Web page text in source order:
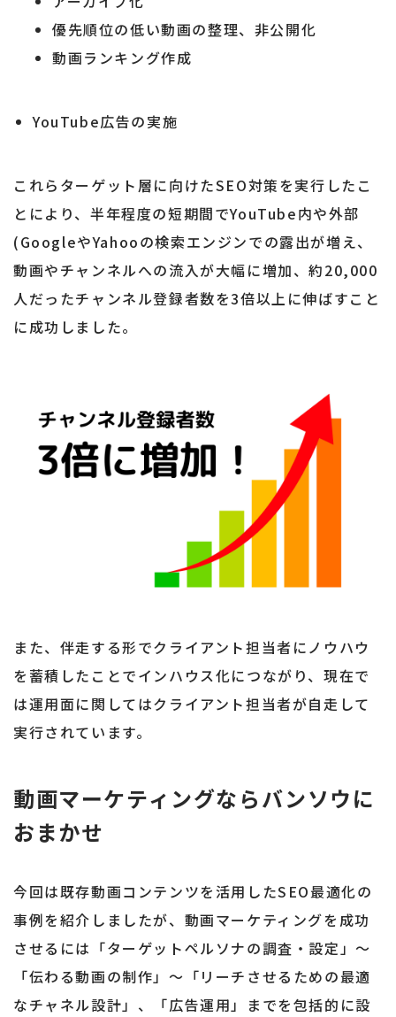
優先順位の低い動画の整理、非公開化
動画ランキング作成
YouTube広告の実施
これらターゲット層に向けたSEO対策を実行したこ
とにより、半年程度の短期間でYouTube内や外部
(GoogleやYahooの検索エンジンでの露出が増え、
動画やチャンネルへの流入が大幅に増加、約20,000
人だったチャンネル登録者数を3倍以上に伸ばすこと
に成功しました。
また、伴走する形でクライアント担当者にノウハウ
を蓄積したことでインハウス化につながり、現在で
は運用面に関してはクライアント担当者が自走して
実行されています。
動画マーケティングならバンソウに
おまかせ
今回は既存動画コンテンツを活用したSEO最適化の
事例を紹介しましたが、動画マーケティングを成功
させるには「ターゲットペルソナの調査・設定」～
「伝わる動画の制作」～「リーチさせるための最適
なチャネル設計」、「広告運用」までを包括的に設